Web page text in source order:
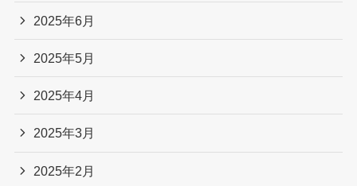
2025年6月
2025年5月
2025年4月
2025年3月
2025年2月